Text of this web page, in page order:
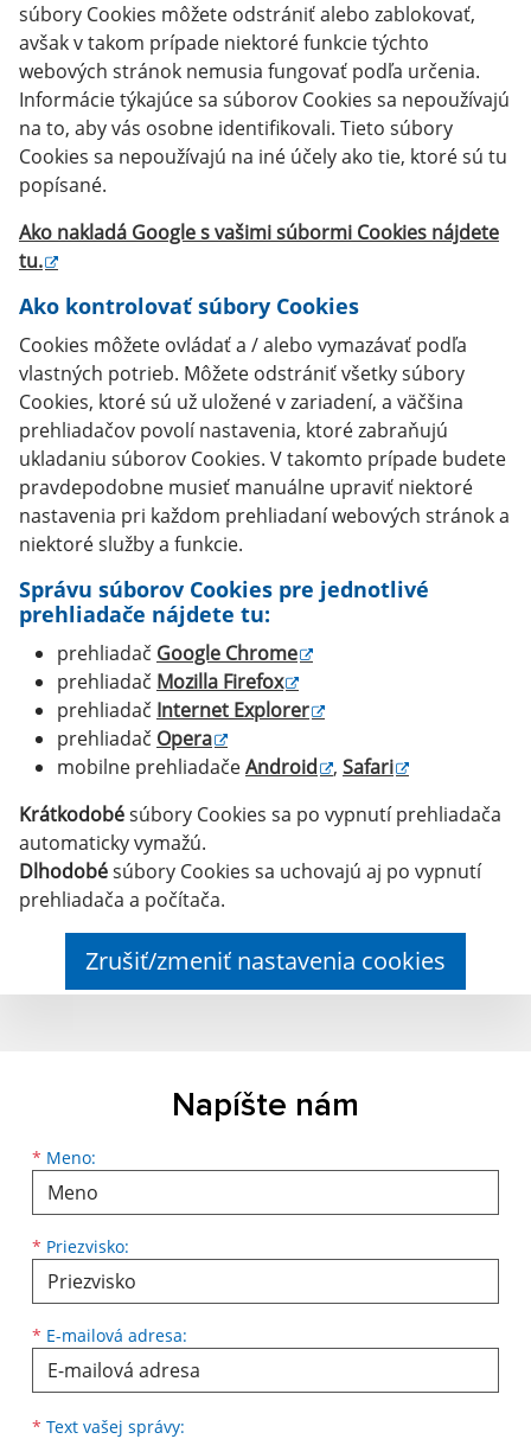
súbory Cookies môžete odstrániť alebo zablokovať,
avšak v takom prípade niektoré funkcie týchto
webových stránok nemusia fungovať podľa určenia.
Informácie týkajúce sa súborov Cookies sa nepoužívajú
na to, aby vás osobne identifikovali. Tieto súbory
Cookies sa nepoužívajú na iné účely ako tie, ktoré sú tu
popísané.
Ako nakladá Google s vašimi súbormi Cookies nájdete
tu.
Ako kontrolovať súbory Cookies
Cookies môžete ovládať a / alebo vymazávať podľa
vlastných potrieb. Môžete odstrániť všetky súbory
Cookies, ktoré sú už uložené v zariadení, a väčšina
prehliadačov povolí nastavenia, ktoré zabraňujú
ukladaniu súborov Cookies. V takomto prípade budete
pravdepodobne musieť manuálne upraviť niektoré
nastavenia pri každom prehliadaní webových stránok a
niektoré služby a funkcie.
Správu súborov Cookies pre jednotlivé
prehliadače nájdete tu:
prehliadač Google Chrome
prehliadač Mozilla Firefox
prehliadač Internet Explorer
prehliadač Opera
mobilne prehliadačeAndroid , Safari
Krátkodobésúbory Cookies sa po vypnutí prehliadača
automaticky vymažú.
Dlhodobésúbory Cookies sa uchovajú aj po vypnutí
prehliadača a počítača.
Zrušiť/zmeniť nastavenia cookies
Napíšte nám
* Meno:
Meno
* Priezvisko:
Priezvisko
* E-mailová adresa:
E-mailová adresa
* Text vašej správy: